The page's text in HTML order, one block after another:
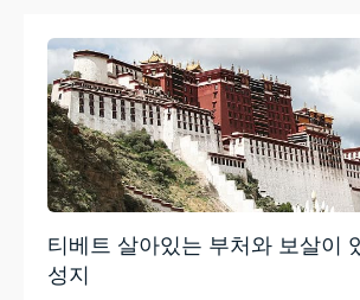
티베트 살아있는 부처와 보살이
성지